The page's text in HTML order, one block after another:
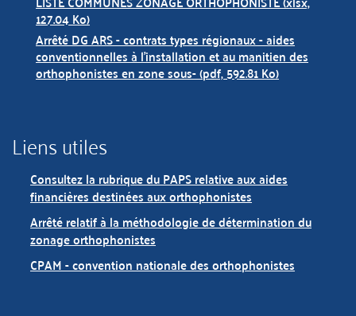
127.04 Ko)
Arrêté DG ARS - contrats types régionaux - aides
conventionnelles à l'installation et au manitien des
orthophonistes en zone sous- (pdf, 592.81 Ko)
Liens utiles
Consultez la rubrique du PAPS relative aux aides
financières destinées aux orthophonistes
Arrêté relatif à la méthodologie de détermination du
zonage orthophonistes
CPAM - convention nationale des orthophonistes